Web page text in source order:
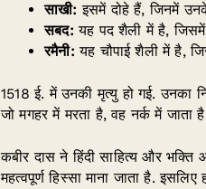
साखी: इसमें दोहे हैं, जिनमें
सबद: यह पद शैली में है, जिसमें
रमैनी: यह चौपाई शैली में है,
1518 ई. में उनकी मृत्यु हो गई. उनका
जो मगहर में मरता है, वह नर्क में जाता
कबीर दास ने हिंदी साहित्य और
महत्वपूर्ण हिस्सा माना जाता है.